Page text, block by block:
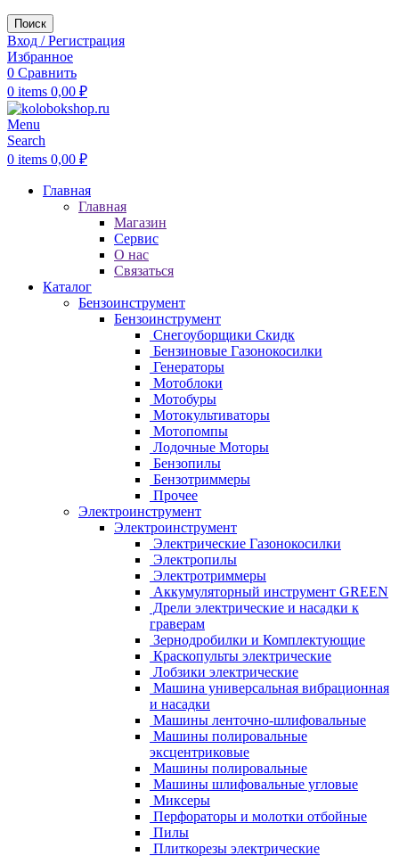
Поиск
Вход / Регистрация
Избранное
0 Сравнить
0 items 0,00 ₽
Menu
Search
0 items 0,00 ₽
Главная
Главная
Магазин
Сервис
О нас
Связаться
Каталог
Бензоинструмент
Бензоинструмент
Снегоуборщики Скидк
Бензиновые Газонокосилки
Генераторы
Мотоблоки
Мотобуры
Мотокультиваторы
Мотопомпы
Лодочные Моторы
Бензопилы
Бензотриммеры
Прочее
Электроинструмент
Электроинструмент
Электрические Газонокосилки
Электропилы
Электротриммеры
Аккумуляторный инструмент GREEN
Дрели электрические и насадки к
граверам
Зернодробилки и Комплектующие
Краскопульты электрические
Лобзики электрические
Машина универсальная вибрационная
и насадки
Машины ленточно-шлифовальные
Машины полировальные
эксцентриковые
Машины полировальные
Машины шлифовальные угловые
Миксеры
Перфораторы и молотки отбойные
Пилы
Плиткорезы электрические